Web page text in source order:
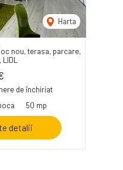
Harta
nou, terasa, parcare,
de închiriat
50 mp
detalii